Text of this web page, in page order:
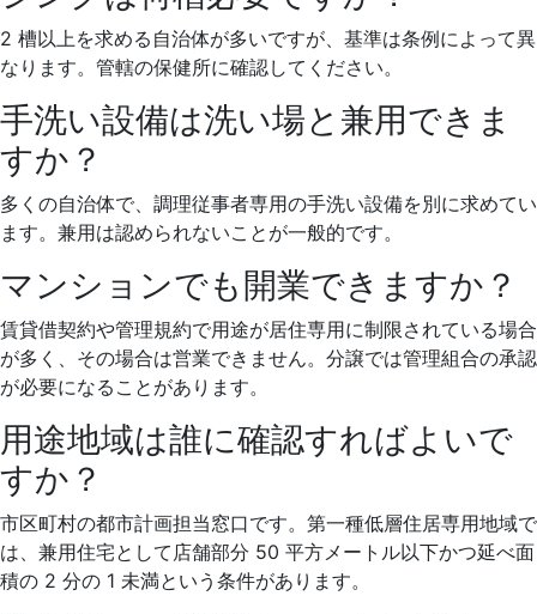
2 槽以上を求める自治体が多いですが、基準は条例によって異
なります。管轄の保健所に確認してください。
手洗い設備は洗い場と兼用できま
すか？
多くの自治体で、調理従事者専用の手洗い設備を別に求めてい
ます。兼用は認められないことが一般的です。
マンションでも開業できますか？
賃貸借契約や管理規約で用途が居住専用に制限されている場合
が多く、その場合は営業できません。分譲では管理組合の承認
が必要になることがあります。
用途地域は誰に確認すればよいで
すか？
市区町村の都市計画担当窓口です。第一種低層住居専用地域で
は、兼用住宅として店舗部分 50 平方メートル以下かつ延べ面
積の 2 分の 1 未満という条件があります。